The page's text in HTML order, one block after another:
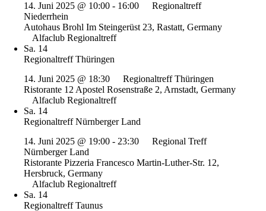
14. Juni 2025 @ 10:00 - 16:00
Regionaltreff
Niederrhein
Autohaus Brohl Im Steingerüst 23, Rastatt, Germany
Alfaclub Regionaltreff
Sa. 14
Regionaltreff Thüringen
14. Juni 2025 @ 18:30
Regionaltreff Thüringen
Ristorante 12 Apostel Rosenstraße 2, Arnstadt, Germany
Alfaclub Regionaltreff
Sa. 14
Regionaltreff Nürnberger Land
14. Juni 2025 @ 19:00 - 23:30
Regional Treff
Nürnberger Land
Ristorante Pizzeria Francesco Martin-Luther-Str. 12,
Hersbruck, Germany
Alfaclub Regionaltreff
Sa. 14
Regionaltreff Taunus